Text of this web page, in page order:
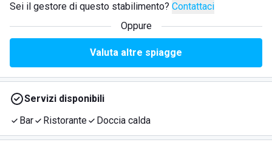
Sei il gestore di questo stabilimento? Contattaci
Oppure
Valuta altre spiagge
Servizi disponibili
Bar
Ristorante Doccia calda